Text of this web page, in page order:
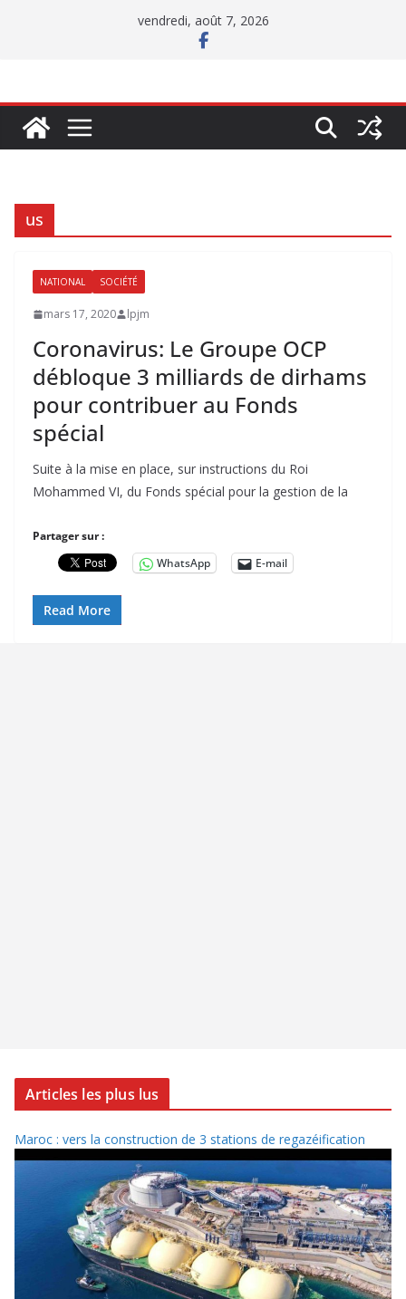
vendredi, août 7, 2026
us
NATIONAL SOCIÉTÉ
mars 17, 2020 lpjm
Coronavirus: Le Groupe OCP
débloque 3 milliards de dirhams
pour contribuer au Fonds
spécial
Suite à la mise en place, sur instructions du Roi
Mohammed VI, du Fonds spécial pour la gestion de la
Partager sur :
WhatsApp
E-mail
Read More
Articles les plus lus
Maroc : vers la construction de 3 stations de regazéification